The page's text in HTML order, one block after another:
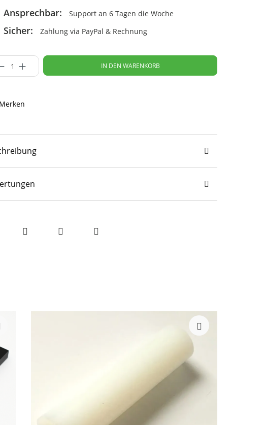
Ansprechbar: Support an 6 Tagen die Woche
Sicher: Zahlung via PayPal & Rechnung
IN DEN WARENKORB
Merken